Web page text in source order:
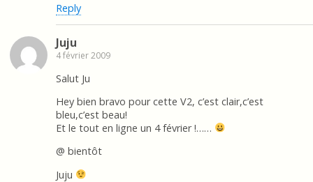
Reply
Juju
4 février 2009
Salut Ju
Hey bien bravo pour cette V2, c’est clair,c’est
bleu,c’est beau!
Et le tout en ligne un 4 février !……
@ bientôt
Juju